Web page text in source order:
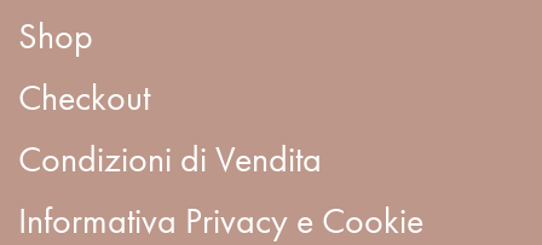
Shop
Checkout
Condizioni di Vendita
Informativa Privacy e Cookie